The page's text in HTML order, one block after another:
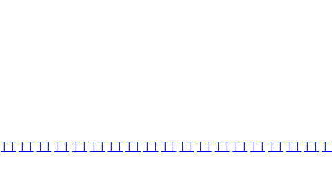
TTTTTTTTTTTTTTTTTTTTTTTTTTTTTTTTTTTT